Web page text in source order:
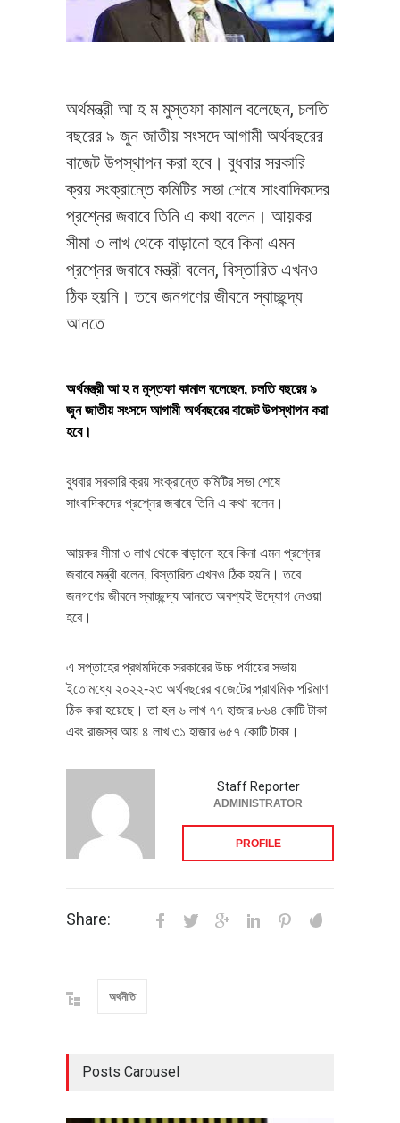
অর্থমন্ত্রী আ হ ম মুস্তফা কামাল বলেছেন, চলতি
বছরের ৯ জুন জাতীয় সংসদে আগামী অর্থবছরের
বাজেট উপস্থাপন করা হবে। বুধবার সরকারি
ক্রয় সংক্রান্তে কমিটির সভা শেষে সাংবাদিকদের
প্রশ্নের জবাবে তিনি এ কথা বলেন। আয়কর
সীমা ৩ লাখ থেকে বাড়ানো হবে কিনা এমন
প্রশ্নের জবাবে মন্ত্রী বলেন, বিস্তারিত এখনও
ঠিক হয়নি। তবে জনগণের জীবনে স্বাচ্ছন্দ্য
আনতে
অর্থমন্ত্রী আ হ ম মুস্তফা কামাল বলেছেন, চলতি বছরের ৯
জুন জাতীয় সংসদে আগামী অর্থবছরের বাজেট উপস্থাপন করা
হবে।
বুধবার সরকারি ক্রয় সংক্রান্তে কমিটির সভা শেষে
সাংবাদিকদের প্রশ্নের জবাবে তিনি এ কথা বলেন।
আয়কর সীমা ৩ লাখ থেকে বাড়ানো হবে কিনা এমন প্রশ্নের
জবাবে মন্ত্রী বলেন, বিস্তারিত এখনও ঠিক হয়নি। তবে
জনগণের জীবনে স্বাচ্ছন্দ্য আনতে অবশ্যই উদ্যোগ নেওয়া
হবে।
এ সপ্তাহের প্রথমদিকে সরকারের উচ্চ পর্যায়ের সভায়
ইতোমধ্যে ২০২২-২৩ অর্থবছরের বাজেটের প্রাথমিক পরিমাণ
ঠিক করা হয়েছে। তা হল ৬ লাখ ৭৭ হাজার ৮৬৪ কোটি টাকা
এবং রাজস্ব আয় ৪ লাখ ৩১ হাজার ৬৫৭ কোটি টাকা।
Staff Reporter
ADMINISTRATOR
PROFILE
Share:
অর্থনীতি
Posts Carousel